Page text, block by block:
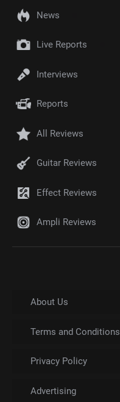
News
Live Reports
Interviews
Reports
All Reviews
Guitar Reviews
Effect Reviews
Ampli Reviews
About Us
Terms and Conditions
Privacy Policy
Advertising